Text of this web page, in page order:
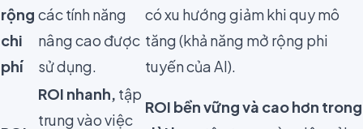
rộng
chi
phí
các tính năng
nâng cao được
sử dụng.
có xu hướng giảm khi quy mô
tăng (khả năng mở rộng phi
tuyến của AI).
ROI nhanh, tập
trung vào việc
ROI bền vững và cao hơn trong